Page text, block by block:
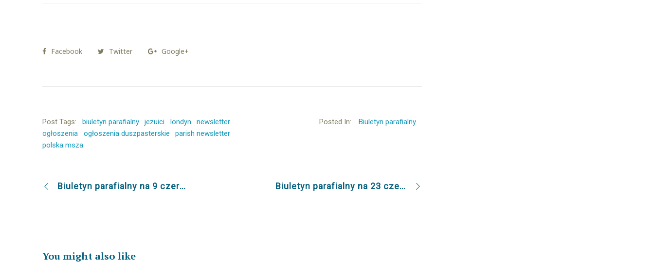
Facebook Twitter Google+
Post Tags: biuletyn parafialny jezuici londyn
newsletter
ogłoszenia
ogłoszenia duszpasterskie
parish newsletter
polska msza
Posted In: Biuletyn parafialny
Biuletyn parafialny na 9 czerwca Biuletyn parafialny na 23 czerwca
You might also like